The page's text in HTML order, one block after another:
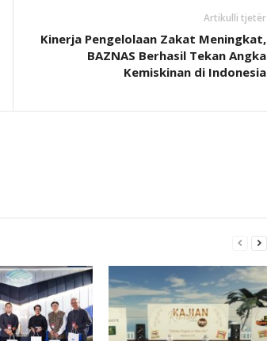
Artikulli tjetër
Kinerja Pengelolaan Zakat Meningkat,
BAZNAS Berhasil Tekan Angka
Kemiskinan di Indonesia